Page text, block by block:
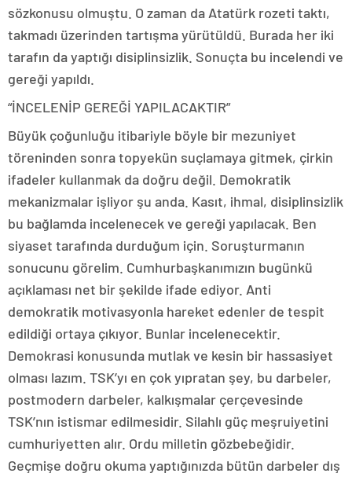
sözkonusu olmuştu. O zaman da Atatürk rozeti taktı,
takmadı üzerinden tartışma yürütüldü. Burada her iki
tarafın da yaptığı disiplinsizlik. Sonuçta bu incelendi ve
gereği yapıldı.
“İNCELENİP GEREĞİ YAPILACAKTIR”
Büyük çoğunluğu itibariyle böyle bir mezuniyet
töreninden sonra topyekün suçlamaya gitmek, çirkin
ifadeler kullanmak da doğru değil. Demokratik
mekanizmalar işliyor şu anda. Kasıt, ihmal, disiplinsizlik
bu bağlamda incelenecek ve gereği yapılacak. Ben
siyaset tarafında durduğum için. Soruşturmanın
sonucunu görelim. Cumhurbaşkanımızın bugünkü
açıklaması net bir şekilde ifade ediyor. Anti
demokratik motivasyonla hareket edenler de tespit
edildiği ortaya çıkıyor. Bunlar incelenecektir.
Demokrasi konusunda mutlak ve kesin bir hassasiyet
olması lazım. TSK’yı en çok yıpratan şey, bu darbeler,
postmodern darbeler, kalkışmalar çerçevesinde
TSK’nın istismar edilmesidir. Silahlı güç meşruiyetini
cumhuriyetten alır. Ordu milletin gözbebeğidir.
Geçmişe doğru okuma yaptığınızda bütün darbeler dış